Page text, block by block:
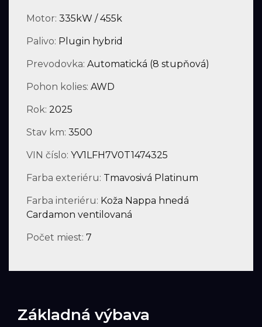
Motor: 335kW / 455k
Palivo: Plugin hybrid
Prevodovka: Automatická (8 stupňová)
Pohon kolies: AWD
Rok: 2025
Stav km: 3500
VIN číslo: YV1LFH7V0T1474325
Farba exteriéru: Tmavosivá Platinum
Farba interiéru: Koža Nappa hnedá
Cardamon ventilovaná
Počet miest: 7
Základná výbava